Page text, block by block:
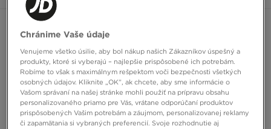
Chránime Vaše údaje
Venujeme všetko úsilie, aby bol nákup našich Zákazníkov úspešný a
produkty, ktoré si vyberajú – najlepšie prispôsobené ich potrebám.
Robíme to však s maximálnym rešpektom voči bezpečnosti všetkých
osobných údajov. Kliknite „OK”, ak chcete, aby sme informácie o
Vašom správaní na našej stránke mohli použiť na prípravu obsahu
personalizovaného priamo pre Vás, vrátane odporúčaní produktov
prispôsobených Vašim potrebám a záujmom, personalizovanej reklamy
či zapamätania si vybraných preferencií. Svoje rozhodnutie aj